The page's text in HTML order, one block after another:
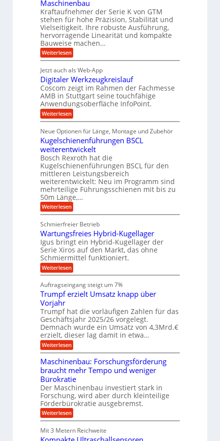
d
e
t
r
i
e
b
e
f
ü
r
r
a
e
U
m
g
e
b
u
n
g
n
A
u
f
t
r
a
g
s
e
i
n
g
a
n
g
s
e
,
w
e
n
i
g
e
r
S
t
e
l
e
n
t
a
n
g
e
n
g
e
t
r
i
e
b
e
f
ü
r
r
ä
z
i
s
e
H
u
b
b
e
w
e
g
u
n
g
e
n
Maschinenbau
Kraftaufnehmer der Serie K von GTM
stehen für hohe Präzision, Stabilität und
Vielseitigkeit. Ihre robuste Ausführung,
hervorragende Linearität und kompakte
Bauweise machen…
Weiterlesen:
P
ä
z
i
s
i
o
n
f
r
A
u
t
o
m
o
t
i
v
e
u
n
d
M
a
s
c
h
i
n
n
b
Jetzt auch als Web-App
Digitaler Werkzeugkreislauf
Coscom zeigt im Rahmen der Fachmesse
AMB in Stuttgart seine touchfähige
Anwendungsoberfläche InfoPoint.
Weiterlesen:
D
g
i
t
a
l
e
r
W
e
r
k
z
e
u
g
k
r
e
i
s
l
u
f
Neue Optionen für Länge, Montage und Zubehör
Kugelschienenführungen BSCL
weiterentwickelt
Bosch Rexroth hat die
Kugelschienenführungen BSCL für den
mittleren Leistungsbereich
weiterentwickelt: Neu im Programm sind
mehrteilige Führungsschienen mit bis zu
50m Länge,…
Weiterlesen:
K
g
e
l
s
c
h
i
e
e
n
ü
h
r
u
n
g
e
B
S
C
L
w
e
i
t
e
e
Schmierfreier Betrieb
Wartungsfreies Hybrid-Kugellager
Igus bringt ein Hybrid-Kugellager der
Serie Xiros auf den Markt, das ohne
Schmiermittel funktioniert.
Weiterlesen:
W
r
t
g
s
f
r
e
i
s
H
y
b
r
i
d
-
K
g
e
Auftragseingang steigt um 7%
Trumpf erzielt Umsatz knapp über
Vorjahr
Trumpf hat die vorläufigen Zahlen für das
Geschäftsjahr 2025/26 vorgelegt.
Demnach wurde ein Umsatz von 4,3Mrd.€
erzielt, dieser lag damit in etwa…
Weiterlesen:
T
u
m
p
f
e
r
z
i
e
t
Maschinenbau: Forschungsförderung
braucht mehr Tempo und weniger
Bürokratie
Der Maschinenbau investiert stark in
Forschung, wird aber durch kleinteilige
Förderbürokratie ausgebremst.
Weiterlesen:
M
s
Mit 3 Metern Reichweite